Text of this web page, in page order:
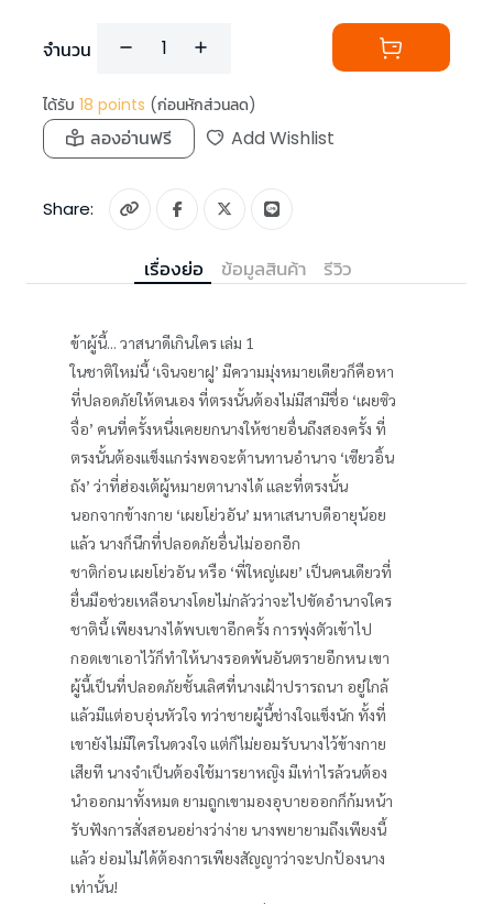
จำนวน
ได้รับ 18 points (ก่อนหักส่วนลด)
ลองอ่านฟรี Add Wishlist
Share:
เรื่องย่อ ข้อมูลสินค้า รีวิว
ข้าผู้นี้... วาสนาดีเกินใคร เล่ม 1
ในชาติใหม่นี้ ‘เจินจยาฝู’ มีความมุ่งหมายเดียวก็คือหา
ที่ปลอดภัยให้ตนเอง ที่ตรงนั้นต้องไม่มีสามีชื่อ ‘เผยซิว
จื่อ’ คนที่ครั้งหนึ่งเคยยกนางให้ชายอื่นถึงสองครั้ง ที่
ตรงนั้นต้องแข็งแกร่งพอจะต้านทานอำนาจ ‘เซียวอิ้น
ถัง’ ว่าที่ฮ่องเต้ผู้หมายตานางได้ และที่ตรงนั้น
นอกจากข้างกาย ‘เผยโย่วอัน’ มหาเสนาบดีอายุน้อย
แล้ว นางก็นึกที่ปลอดภัยอื่นไม่ออกอีก
ชาติก่อน เผยโย่วอัน หรือ ‘พี่ใหญ่เผย’ เป็นคนเดียวที่
ยื่นมือช่วยเหลือนางโดยไม่กลัวว่าจะไปขัดอำนาจใคร
ชาตินี้ เพียงนางได้พบเขาอีกครั้ง การพุ่งตัวเข้าไป
กอดเขาเอาไว้ก็ทำให้นางรอดพ้นอันตรายอีกหน เขา
ผู้นี้เป็นที่ปลอดภัยชั้นเลิศที่นางเฝ้าปรารถนา อยู่ใกล้
แล้วมีแต่อบอุ่นหัวใจ ทว่าชายผู้นี้ช่างใจแข็งนัก ทั้งที่
เขายังไม่มีใครในดวงใจ แต่ก็ไม่ยอมรับนางไว้ข้างกาย
เสียที นางจำเป็นต้องใช้มารยาหญิง มีเท่าไรล้วนต้อง
นำออกมาทั้งหมด ยามถูกเขามองอุบายออกก็ก้มหน้า
รับฟังการสั่งสอนอย่างว่าง่าย นางพยายามถึงเพียงนี้
แล้ว ย่อมไม่ได้ต้องการเพียงสัญญาว่าจะปกป้องนาง
เท่านั้น!